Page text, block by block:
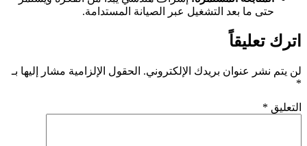
حتى ما بعد التشغيل عبر الصيانة المستدامة.
تعليقاً
يتم نشر عنوان بريدك الإلكتروني. الحقول الإلزامية مشار إليها بـ
*